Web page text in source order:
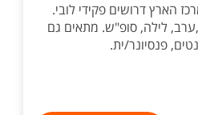
הארץ דרושים פקידי לובי.
לילה, סופ"ש. מתאים גם
פנסיונר/ית.